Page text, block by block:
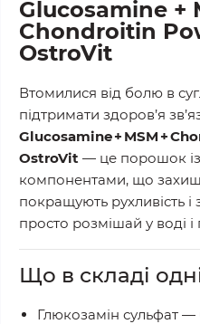
Glucosamine +
Chondroitin
OstroVit
Втомилися від болю в
підтримати здоров’я
Glucosamine + MSM +
OstroVit — це порошок
компонентами, що
покращують рухливість
просто розмішай у воді і
Що в складі
Глюкозамін сульфат —